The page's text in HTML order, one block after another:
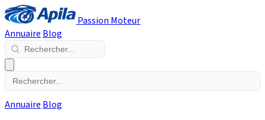
Passion Moteur
Annuaire Blog
Annuaire Blog